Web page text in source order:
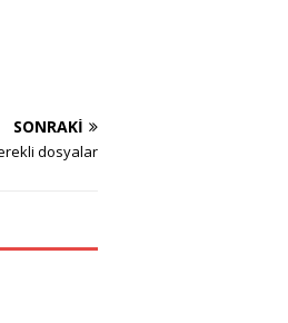
SONRAKI
dosyalar